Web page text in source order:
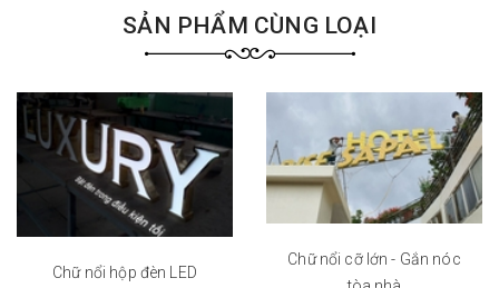
SẢN PHẨM CÙNG LOẠI
Chữ nổi hộp đèn LED
Chữ nổi cỡ lớn - Gắn nóc